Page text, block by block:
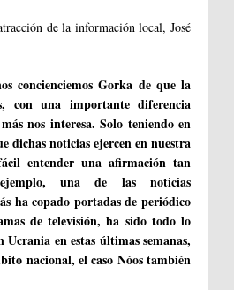
de la información local, José
concienciemos Gorka de que la
con una importante diferencia
nos interesa. Solo teniendo en
dichas noticias ejercen en nuestra
entender una afirmación tan
una de las noticias
ha copado portadas de periódico
de televisión, ha sido todo lo
Ucrania en estas últimas semanas,
nacional, el caso Nóos también